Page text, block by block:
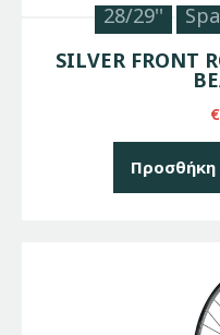
28/29''
SILVER FRONT
€